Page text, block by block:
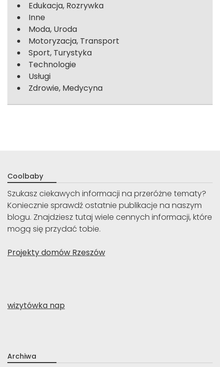
Edukacja, Rozrywka
Inne
Moda, Uroda
Motoryzacja, Transport
Sport, Turystyka
Technologie
Usługi
Zdrowie, Medycyna
Coolbaby
Szukasz ciekawych informacji na przeróżne tematy?
Koniecznie sprawdź ostatnie publikacje na naszym
blogu. Znajdziesz tutaj wiele cennych informacji, które
mogą się przydać tobie.
Projekty domów Rzeszów
wizytówka nap
Archiwa